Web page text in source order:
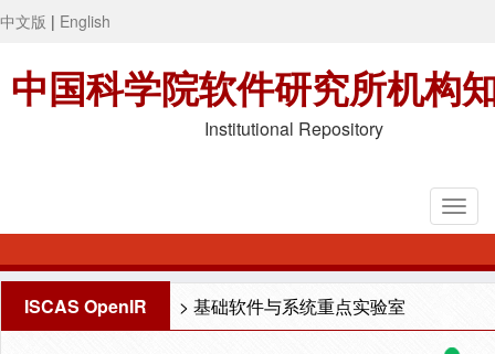
中文版 | English
中国科学院软件研究所机构
Institutional Repository
ISCAS OpenIR > 基础软件与系统重点实验室